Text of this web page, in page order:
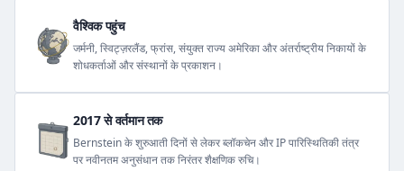
वैश्विक पहुंच
जर्मनी, स्विट्ज़रलैंड, फ्रांस, संयुक्त राज्य अमेरिका और अंतर्राष्ट्रीय निकायों के
शोधकर्ताओं और संस्थानों के प्रकाशन।
2017 से वर्तमान तक
Bernstein के शुरुआती दिनों से लेकर ब्लॉकचेन और IP पारिस्थितिकी तंत्र
पर नवीनतम अनुसंधान तक निरंतर शैक्षणिक रुचि।